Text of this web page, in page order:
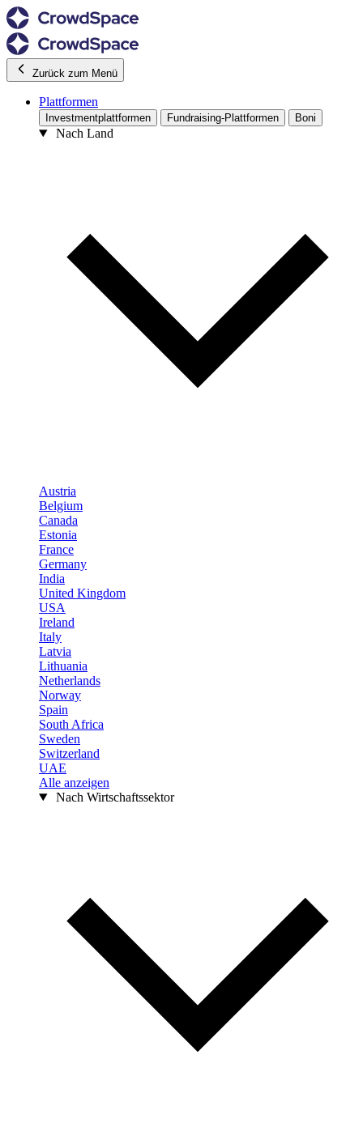
Zurück zum Menü
Plattformen
Investmentplattformen Fundraising-Plattformen Boni
Nach Land
Austria
Belgium
Canada
Estonia
France
Germany
India
United Kingdom
USA
Ireland
Italy
Latvia
Lithuania
Netherlands
Norway
Spain
South Africa
Sweden
Switzerland
UAE
Alle anzeigen
Nach Wirtschaftssektor